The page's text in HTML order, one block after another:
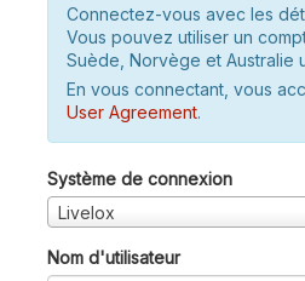
Connectez-vous avec les
Vous pouvez utiliser un
Suède, Norvège et Australie
En vous connectant, vous
User Agreement.
Système de connexion
Livelox
Nom d'utilisateur